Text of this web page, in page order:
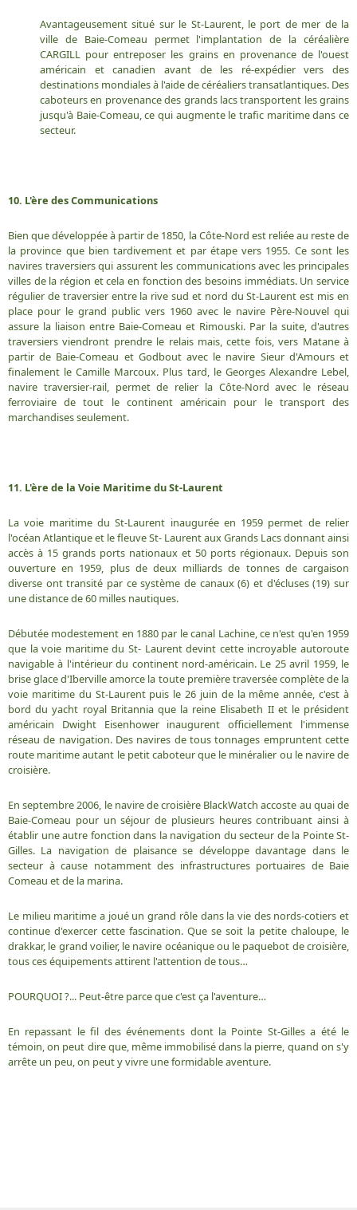
Avantageusement situé sur le St-Laurent, le port de mer de la
ville de Baie-Comeau permet l'implantation de la céréalière
CARGILL pour entreposer les grains en provenance de l'ouest
américain et canadien avant de les ré-expédier vers des
destinations mondiales à l'aide de céréaliers transatlantiques. Des
caboteurs en provenance des grands lacs transportent les grains
jusqu'à Baie-Comeau, ce qui augmente le trafic maritime dans ce
secteur.
10. L'ère des Communications
Bien que développée à partir de 1850, la Côte-Nord est reliée au reste de
la province que bien tardivement et par étape vers 1955. Ce sont les
navires traversiers qui assurent les communications avec les principales
villes de la région et cela en fonction des besoins immédiats. Un service
régulier de traversier entre la rive sud et nord du St-Laurent est mis en
place pour le grand public vers 1960 avec le navire Père-Nouvel qui
assure la liaison entre Baie-Comeau et Rimouski. Par la suite, d'autres
traversiers viendront prendre le relais mais, cette fois, vers Matane à
partir de Baie-Comeau et Godbout avec le navire Sieur d'Amours et
finalement le Camille Marcoux. Plus tard, le Georges Alexandre Lebel,
navire traversier-rail, permet de relier la Côte-Nord avec le réseau
ferroviaire de tout le continent américain pour le transport des
marchandises seulement.
11. L'ère de la Voie Maritime du St-Laurent
La voie maritime du St-Laurent inaugurée en 1959 permet de relier
l'océan Atlantique et le fleuve St- Laurent aux Grands Lacs donnant ainsi
accès à 15 grands ports nationaux et 50 ports régionaux. Depuis son
ouverture en 1959, plus de deux milliards de tonnes de cargaison
diverse ont transité par ce système de canaux (6) et d'écluses (19) sur
une distance de 60 milles nautiques.
Débutée modestement en 1880 par le canal Lachine, ce n'est qu'en 1959
que la voie maritime du St- Laurent devint cette incroyable autoroute
navigable à l'intérieur du continent nord-américain. Le 25 avril 1959, le
brise glace d'Iberville amorce la toute première traversée complète de la
voie maritime du St-Laurent puis le 26 juin de la même année, c'est à
bord du yacht royal Britannia que la reine Elisabeth II et le président
américain Dwight Eisenhower inaugurent officiellement l'immense
réseau de navigation. Des navires de tous tonnages empruntent cette
route maritime autant le petit caboteur que le minéralier ou le navire de
croisière.
En septembre 2006, le navire de croisière BlackWatch accoste au quai de
Baie-Comeau pour un séjour de plusieurs heures contribuant ainsi à
établir une autre fonction dans la navigation du secteur de la Pointe St-
Gilles. La navigation de plaisance se développe davantage dans le
secteur à cause notamment des infrastructures portuaires de Baie
Comeau et de la marina.
Le milieu maritime a joué un grand rôle dans la vie des nords-cotiers et
continue d'exercer cette fascination. Que se soit la petite chaloupe, le
drakkar, le grand voilier, le navire océanique ou le paquebot de croisière,
tous ces équipements attirent l'attention de tous…
POURQUOI ?... Peut-être parce que c'est ça l'aventure…
En repassant le fil des événements dont la Pointe St-Gilles a été le
témoin, on peut dire que, même immobilisé dans la pierre, quand on s'y
arrête un peu, on peut y vivre une formidable aventure.